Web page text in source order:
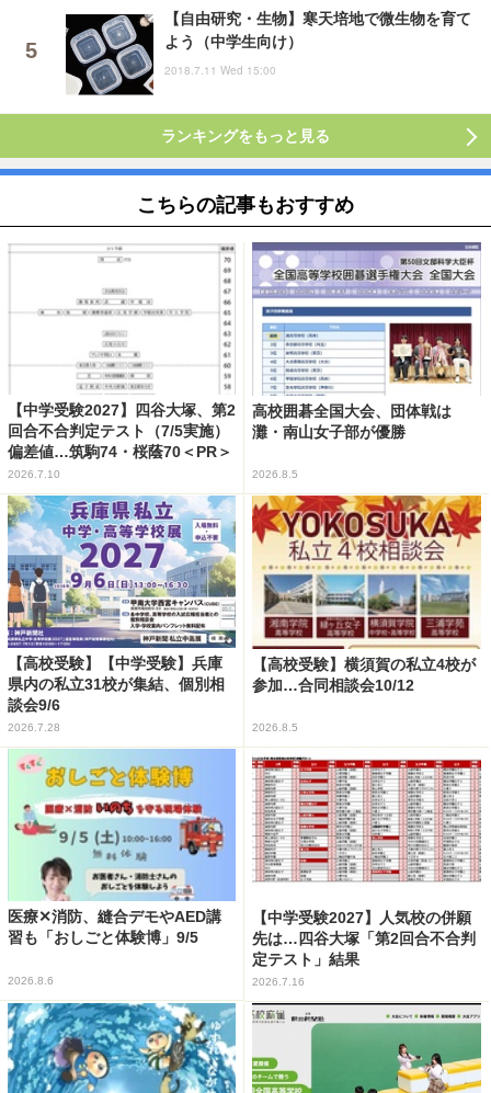
【自由研究・生物】寒天培地で微生物を育て
よう（中学生向け）
2018.7.11 Wed 15:00
ランキングをもっと見る
こちらの記事もおすすめ
【中学受験2027】四谷大塚、第2
回合不合判定テスト（7/5実施）
偏差値…筑駒74・桜蔭70＜PR＞
2026.7.10
高校囲碁全国大会、団体戦は
灘・南山女子部が優勝
2026.8.5
【高校受験】【中学受験】兵庫
県内の私立31校が集結、個別相
談会9/6
2026.7.28
【高校受験】横須賀の私立4校が
参加…合同相談会10/12
2026.8.5
医療✕消防、縫合デモやAED講
習も「おしごと体験博」9/5
2026.8.6
【中学受験2027】人気校の併願
先は…四谷大塚「第2回合不合判
定テスト」結果
2026.7.16